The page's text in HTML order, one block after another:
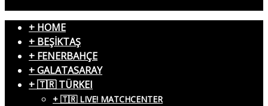
+ HOME
+ BEŞİKTAŞ
+ FENERBAHÇE
+ GALATASARAY
+ 🇹🇷 TÜRKEI
+ 🇹🇷 LIVE! MATCHCENTER